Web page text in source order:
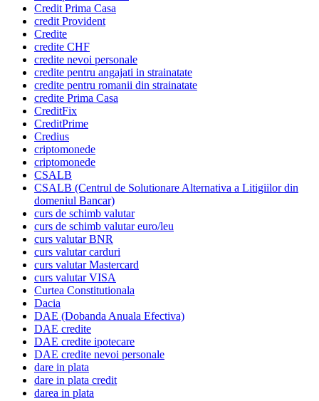
Credit Prima Casa
credit Provident
Credite
credite CHF
credite nevoi personale
credite pentru angajati in strainatate
credite pentru romanii din strainatate
credite Prima Casa
CreditFix
CreditPrime
Credius
criptomonede
criptomonede
CSALB
CSALB (Centrul de Solutionare Alternativa a Litigiilor din
domeniul Bancar)
curs de schimb valutar
curs de schimb valutar euro/leu
curs valutar BNR
curs valutar carduri
curs valutar Mastercard
curs valutar VISA
Curtea Constitutionala
Dacia
DAE (Dobanda Anuala Efectiva)
DAE credite
DAE credite ipotecare
DAE credite nevoi personale
dare in plata
dare in plata credit
darea in plata